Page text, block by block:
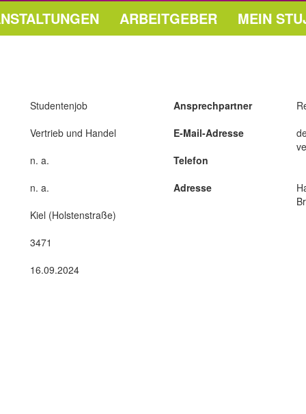
ARBEITGEBER MEIN
Studentenjob
Vertrieb und Handel
n. a.
n. a.
Kiel (Holstenstraße)
3471
16.09.2024
Ansprechpartner
E-Mail-Adresse
Telefon
Adresse